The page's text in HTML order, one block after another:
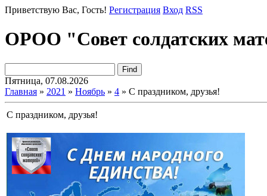
Приветствую Вас, Гость! Регистрация Вход RSS
ОРОО "Совет солдатских
Пятница, 07.08.2026
Главная » 2021 » Ноябрь » 4 » С праздником, друзья!
С праздником, друзья!